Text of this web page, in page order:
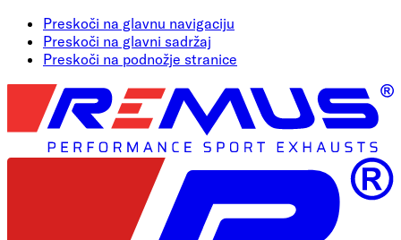
Preskoči na glavnu navigaciju
Preskoči na glavni sadržaj
Preskoči na podnožje stranice